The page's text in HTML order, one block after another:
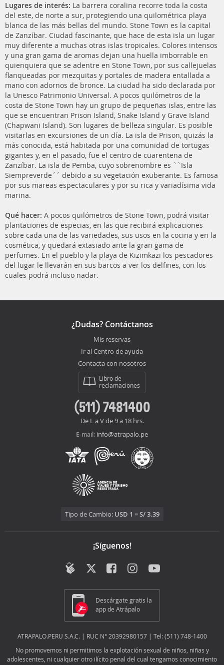
Lugares de interés: La barrera coralina recorre toda la costa
del este, de norte a sur, protegiendo una quilométrica playa
blanca de las más bellas del mundo. Stone Town es la capital
de Zanzíbar. Ciudad fascinante, que hace de esta isla un lugar
muy diferente a muchas otras islas tropicales. Colores intensos
y una gran gama de aromas dejan una huella imborrable en
quienquiera que se adentre en Stone Town, por sus callejuelas
flanqueadas por mezquitas y portales de madera entallada a
mano con adornos de bronce. La ciudad ha sido declarada por
la Unesco Patrimonio Universal. A pocos quilómetros de la
costa de Stone Town hay un grupo de pequeñas islas, entre las
que se encuentran Prison Island, Snake Island y Grave Island
(Chapwani Island). Son lugares de belleza singular. Es posible
visitarlas en excursiones de un día. La isla de Prison, quizás la
más conocida, está habitada por una comunidad de tortugas
gigantes y, en el pasado, fue el centro de cuarentena de
Zanzíbar. La isla de Pemba, cuyo sobrenombre es ``Isla
Siempreverde´´ debido a su vegetación exuberante. Es famosa
por sus mareas espectaculares y por su rica y variadísima vida
marina.
Qué hacer: A pocos quilómetros de Stone Town, podrá visitar
plantaciones de especias, en las que recibirá explicaciones
sobre cada una de las variedades, sus usos en la cocina y en la
cosmética, y quedará extasiado ante la gran gama de
perfumes. En el pueblo y la playa de Kizimkazi los pescadores
del lugar le llevarán en sus barcos a ver los delfines, con los
cuales podrá incluso nadar.
¿Dudas? Contáctanos
Mis reservas
Ir al Centro de ayuda
Contacta con nosotros
Libro de
reclamaciones
(511) 7481400
De L a V de 9 a 18 hrs.
E-mail: info@atrapalo.pe
Tipo de Cambio: USD 1 = S/ 3.39
¡Síguenos!
Descárgate gratis la
app de Atrápalo
ATRAPALO.PERU S.A.C. | RUC N° 20392980157 | Tel: (511) 748-1400
No promovemos ni permitimos la explotación sexual de niños, niñas y
adolescentes, ni cualquier otro ilícito penal del cual tengamos conocimiento